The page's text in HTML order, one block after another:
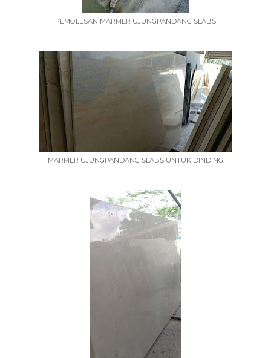
PEMOLESAN MARMER UJUNGPANDANG SLABS
MARMER UJUNGPANDANG SLABS UNTUK DINDING